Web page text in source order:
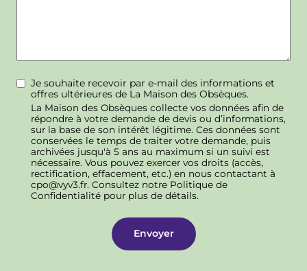
Je souhaite recevoir par e-mail des informations et
offres ultérieures de La Maison des Obsèques.
La Maison des Obsèques collecte vos données afin de
répondre à votre demande de devis ou d’informations,
sur la base de son intérêt légitime. Ces données sont
conservées le temps de traiter votre demande, puis
archivées jusqu'à 5 ans au maximum si un suivi est
nécessaire. Vous pouvez exercer vos droits (accès,
rectification, effacement, etc.) en nous contactant à
cpo@vyv3.fr. Consultez notre Politique de
Confidentialité pour plus de détails.